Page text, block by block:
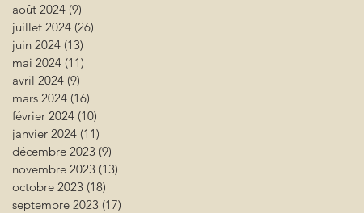
août 2024 (9)
juillet 2024 (26)
juin 2024 (13)
mai 2024 (11)
avril 2024 (9)
mars 2024 (16)
février 2024 (10)
janvier 2024 (11)
décembre 2023 (9)
novembre 2023 (13)
octobre 2023 (18)
septembre 2023 (17)